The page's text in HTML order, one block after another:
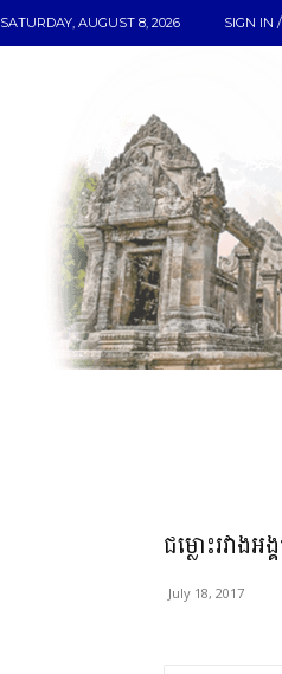
SATURDAY, AUGUST 8, 2026 SIGN IN
ជម្លោះរវាង
July 18, 2017